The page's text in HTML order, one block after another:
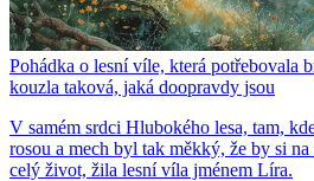
Pohádka o lesní víle, která potřebovala
kouzla taková, jaká doopravdy jsou
V samém srdci Hlubokého lesa, tam,
rosou a mech byl tak měkký, že by si
celý život, žila lesní víla jménem Líra.